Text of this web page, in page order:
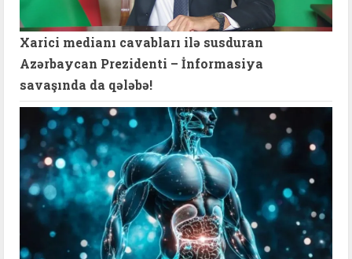
Xarici medianı cavabları ilə susduran
Azərbaycan Prezidenti – İnformasiya
savaşında da qələbə!